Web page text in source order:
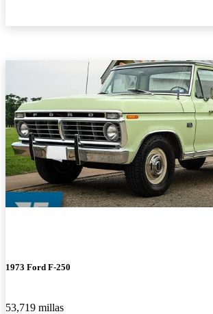
1973 Ford F-250
53,719 millas